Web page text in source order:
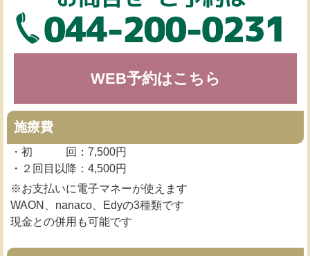
WEB予約はこちら
施療費
・初 回：7,500円
・２回目以降：4,500円
※お支払いに電子マネーが使えます
WAON、nanaco、Edyの3種類です
現金との併用も可能です